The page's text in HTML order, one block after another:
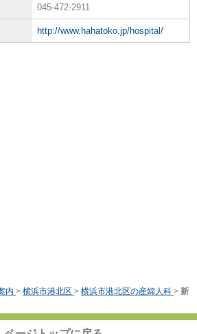
045-472-2911
http://www.hahatoko.jp/hospital/
内 > 横浜市港北区 > 横浜市港北区の産婦人科 > 新